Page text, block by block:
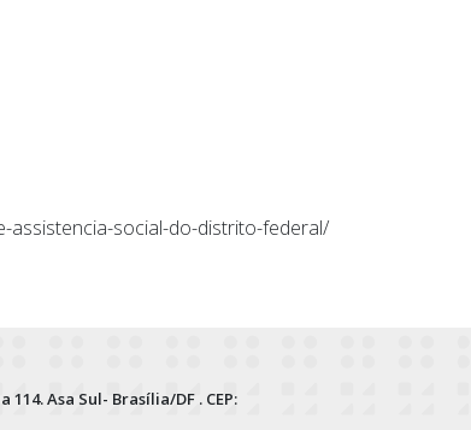
social-do-distrito-federal/
114. Asa Sul- Brasília/DF . CEP: